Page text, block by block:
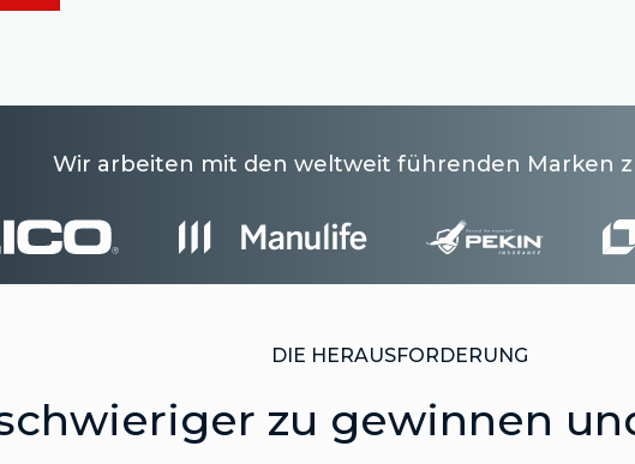
Wir arbeiten mit den weltweit führenden Marken
DIE HERAUSFORDERUNG
zu gewinnen